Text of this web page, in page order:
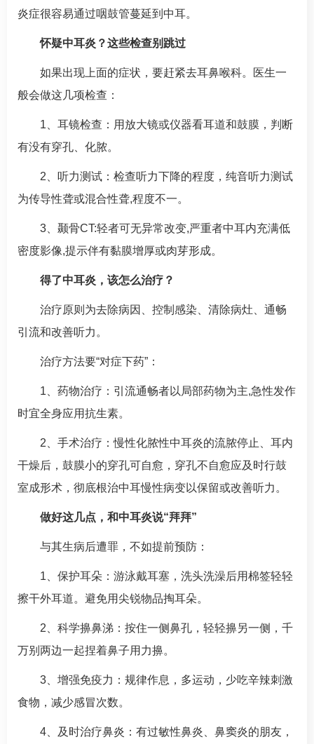
炎症很容易通过咽鼓管蔓延到中耳。
怀疑中耳炎 ？这些检查别跳过
如果出现上面的症状，要赶紧去耳鼻喉科。医生一
般会做这几项检查：
1、耳镜检查：用放大镜或仪器看耳道和鼓膜，判断
有没有穿孔、化脓。
2、听力测试：检查听力下降的程度，纯音听力测试
为传导性聋或混合性聋,程度不一。
3、颞骨CT:轻者可无异常改变,严重者中耳内充满低
密度影像,提示伴有黏膜增厚或肉芽形成。
得了中耳炎 ，该怎么治疗？
治疗原则为去除病因、控制感染、清除病灶、通畅
引流和改善听力。
治疗方法要“对症下药”：
1、药物治疗：引流通畅者以局部药物为主,急性发作
时宜全身应用抗生素。
2、手术治疗：慢性化脓性中耳炎的流脓停止、耳内
干燥后，鼓膜小的穿孔可自愈，穿孔不自愈应及时行鼓
室成形术，彻底根治中耳慢性病变以保留或改善听力。
做好这几点，和中耳炎说“拜拜”
与其生病后遭罪，不如提前预防：
1、保护耳朵：游泳戴耳塞，洗头洗澡后用棉签轻轻
擦干外耳道。避免用尖锐物品掏耳朵。
2、科学擤鼻涕：按住一侧鼻孔，轻轻擤另一侧，千
万别两边一起捏着鼻子用力擤。
3、增强免疫力：规律作息，多运动，少吃辛辣刺激
食物，减少感冒次数。
4、及时治疗鼻炎：有过敏性鼻炎、鼻窦炎的朋友，